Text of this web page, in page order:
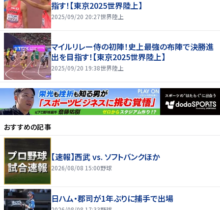
指す！【東京2025世界陸上】
2025/09/20 20:27世界陸上
マイルリレー侍の初陣！史上最強の布陣で決勝進
出を目指す！【東京2025世界陸上】
2025/09/20 19:38世界陸上
おすすめの記事
【速報】西武 vs. ソフトバンクほか
2026/08/08 15:00野球
日ハム・郡司が1年ぶりに捕手で出場